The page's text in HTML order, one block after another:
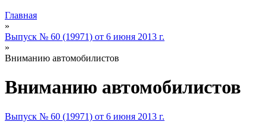
Главная
»
Выпуск № 60 (19971) от 6 июня 2013 г.
»
Вниманию автомобилистов
Вниманию автомобилистов
Выпуск № 60 (19971) от 6 июня 2013 г.